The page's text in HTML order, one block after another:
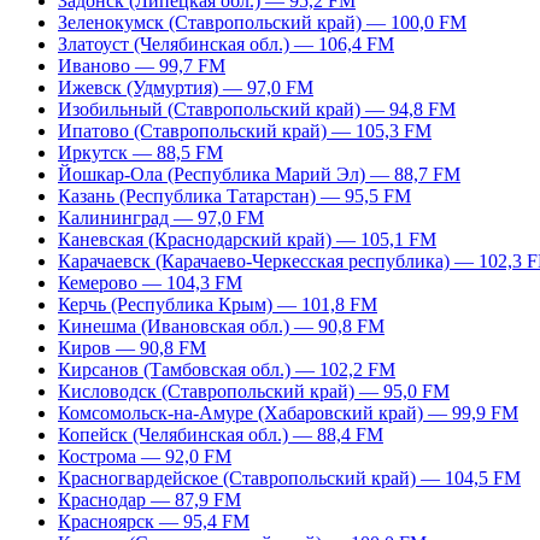
Зеленокумск (Ставропольский край) — 100,0 FM
Златоуст (Челябинская обл.) — 106,4 FM
Иваново — 99,7 FM
Ижевск (Удмуртия) — 97,0 FM
Изобильный (Ставропольский край) — 94,8 FM
Ипатово (Ставропольский край) — 105,3 FM
Иркутск — 88,5 FM
Йошкар-Ола (Республика Марий Эл) — 88,7 FM
Казань (Республика Татарстан) — 95,5 FM
Калининград — 97,0 FM
Каневская (Краснодарский край) — 105,1 FM
Карачаевск (Карачаево-Черкесская республика) — 102,3
Кемерово — 104,3 FM
Керчь (Республика Крым) — 101,8 FM
Кинешма (Ивановская обл.) — 90,8 FM
Киров — 90,8 FM
Кирсанов (Тамбовская обл.) — 102,2 FM
Кисловодск (Ставропольский край) — 95,0 FM
Комсомольск-на-Амуре (Хабаровский край) — 99,9 FM
Копейск (Челябинская обл.) — 88,4 FM
Кострома — 92,0 FM
Красногвардейское (Ставропольский край) — 104,5 FM
Краснодар — 87,9 FM
Красноярск — 95,4 FM